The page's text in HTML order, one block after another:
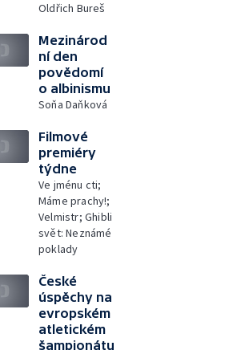
Oldřich Bureš
Mezinárod
ní den
povědomí
o albinismu
Soňa Daňková
Filmové
premiéry
týdne
Ve jménu cti;
Máme prachy!;
Velmistr; Ghibli
svět: Neznámé
poklady
České
úspěchy na
evropském
atletickém
šampionátu